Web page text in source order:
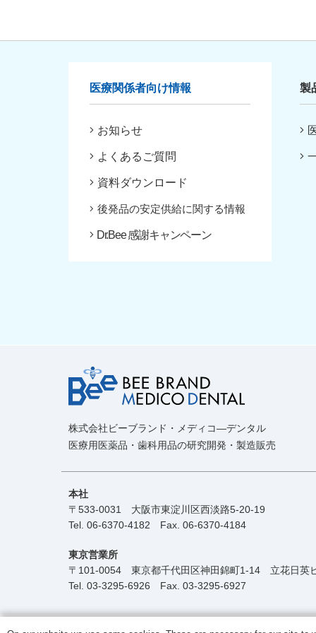
医療関係者向け情報
お知らせ
よくあるご質問
資料ダウンロード
後発品の安定供給に関する情報
Dr.Bee 感謝キャンペーン
製
株式会社ビーブランド・メディコ―デンタル
医療用医薬品・歯科用品の研究開発・製造販売
本社
〒533-0031 大阪市東淀川区西淡路5-20-19
Tel. 06-6370-4182 Fax. 06-6370-4184
東京営業所
〒101-0054 東京都千代田区神田錦町1-14 立花日英
Tel. 03-3295-6926 Fax. 03-3295-6927